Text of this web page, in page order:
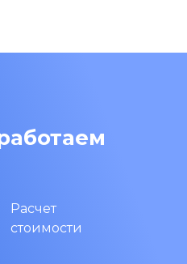
Расчет
стоимости